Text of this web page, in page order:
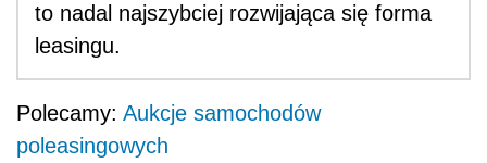
to nadal najszybciej rozwijająca się forma
leasingu.
Polecamy: Aukcje samochodów
poleasingowych